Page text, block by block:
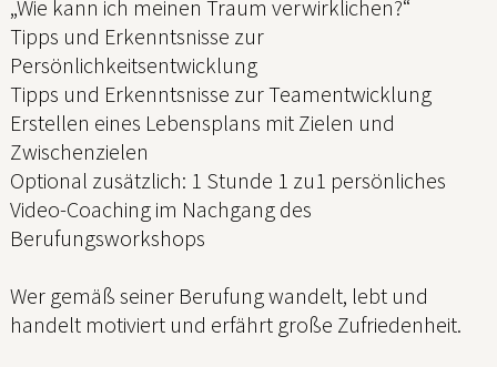
„Wie kann ich meinen Traum verwirklichen?“
Tipps und Erkenntsnisse zur
Persönlichkeitsentwicklung
Tipps und Erkenntsnisse zur Teamentwicklung
Erstellen eines Lebensplans mit Zielen und
Zwischenzielen
Optional zusätzlich: 1 Stunde 1 zu1 persönliches
Video-Coaching im Nachgang des
Berufungsworkshops
Wer gemäß seiner Berufung wandelt, lebt und
handelt motiviert und erfährt große Zufriedenheit.